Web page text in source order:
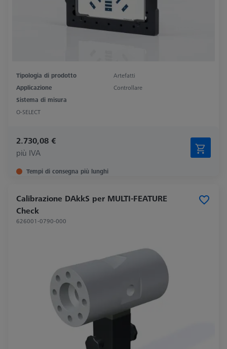
Tipologia di prodotto
Artefatti
Applicazione
Controllare
Sistema di misura
O-SELECT
2.730,08 €
più IVA
Tempi di consegna più lunghi
Calibrazione DAkkS per MULTI-FEATURE
Check
626001-0790-000